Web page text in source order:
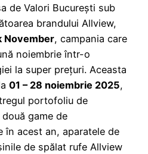
de Valori București sub
brandului Allview,
November, campania care
noiembrie într-o
la super prețuri. Aceasta
01 – 28 noiembrie 2025,
portofoliu de
game de
în acest an, aparatele de
de spălat rufe Allview